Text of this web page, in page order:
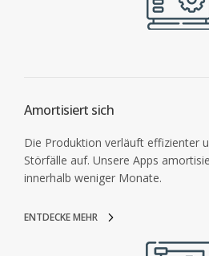
Amortisiert sich
Die Produktion verläuft effizienter
Störfälle auf. Unsere Apps
innerhalb weniger Monate.
ENTDECKE MEHR